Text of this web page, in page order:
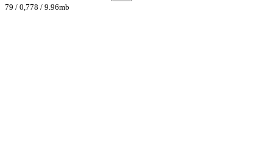
79 / 0,778 / 9.96mb